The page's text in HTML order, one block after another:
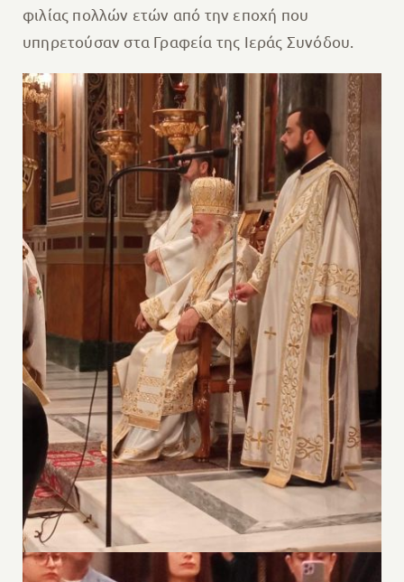
φιλίας πολλών ετών από την εποχή που
υπηρετούσαν στα Γραφεία της Ιεράς Συνόδου.